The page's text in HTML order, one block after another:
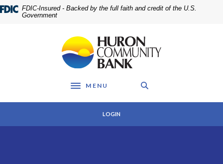
Home
Skip
Download
Acrobat
FDIC-Insured - Backed by the full faith and credit of the U.S.
Government
Huron Community Bank
Toggle navigation
MENU
LOGIN